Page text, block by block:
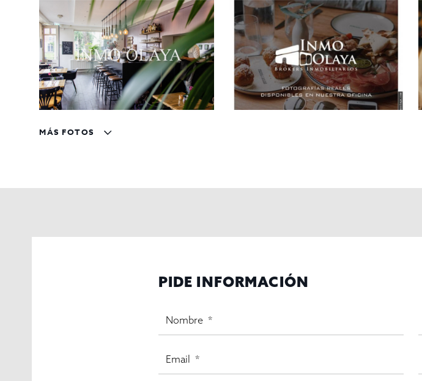
Traspaso por 100.000 y Alquiler por 1850(+IVA) Sujeto a 10 Años de contrato Renovables.
Contáctenos para más información y/o Agendar una cita en nuestras oficinas.
MÁS FOTOS
PIDE INFORMACIÓN